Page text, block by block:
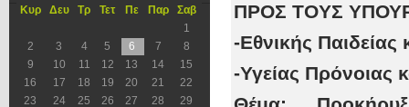
Κυρ Δευ Τρ Τετ Πε Παρ
Σαβ
1
2
3 4 5 6 7
8
9
10 11 12 13 14
15
16
17 18 19 20 21
22
23
24 25 26 27 28
29
ΠΡΟΣ ΤOΥΣ
-Εθνικής
-Υγείας Πρόνοιας